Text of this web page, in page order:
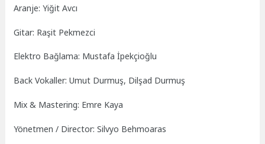
Aranje: Yiğit Avcı
Gitar: Raşit Pekmezci
Elektro Bağlama: Mustafa İpekçioğlu
Back Vokaller: Umut Durmuş, Dilşad Durmuş
Mix & Mastering: Emre Kaya
Yönetmen / Director: Silvyo Behmoaras